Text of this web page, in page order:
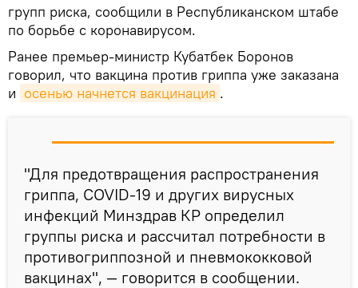
групп риска, сообщили в Республиканском штабе
по борьбе с коронавирусом.
Ранее премьер-министр Кубатбек Боронов
говорил, что вакцина против гриппа уже заказана
и осенью начнется вакцинация .
"Для предотвращения распространения
гриппа, COVID-19 и других вирусных
инфекций Минздрав КР определил
группы риска и рассчитал потребности в
противогриппозной и пневмококковой
вакцинах", — говорится в сообщении.